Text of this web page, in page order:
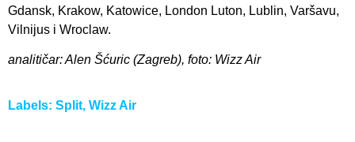
Gdansk, Krakow, Katowice, London Luton, Lublin, Varšavu,
Vilnijus i Wroclaw.
analitičar: Alen Šćuric (Zagreb), foto: Wizz Air
Labels: Split, Wizz Air